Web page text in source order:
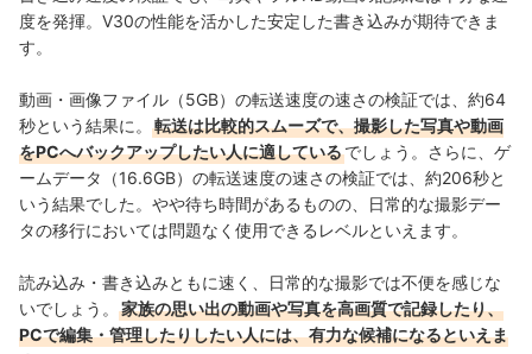
度を発揮。V30の性能を活かした安定した書き込みが期待できま
す。
動画・画像ファイル（5GB）の転送速度の速さの検証では、約64
秒という結果に。
転送は比較的スムーズで、撮影した写真や動画
をPCへバックアップしたい人に適しているでしょう。さらに、ゲ
ームデータ（16.6GB）の転送速度の速さの検証では、約206秒と
いう結果でした。やや待ち時間があるものの、日常的な撮影デー
タの移行においては問題なく使用できるレベルといえます。
読み込み・書き込みともに速く、日常的な撮影では不便を感じな
いでしょう。
家族の思い出の動画や写真を高画質で記録したり、
PCで編集・管理したりしたい人には、有力な候補になるといえま